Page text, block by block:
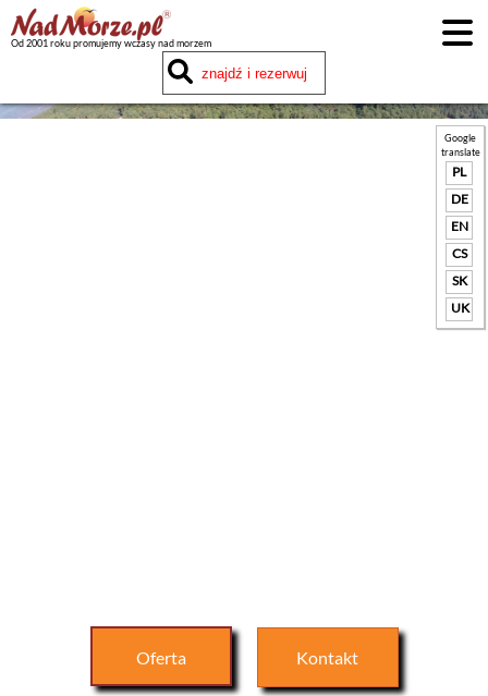
Od 2001 roku promujemy wczasy nad morzem
Google
translate
PL
DE
EN
CS
SK
UK
Oferta Kontakt